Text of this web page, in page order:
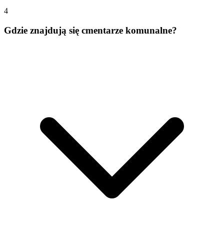
4
Gdzie znajdują się cmentarze komunalne?